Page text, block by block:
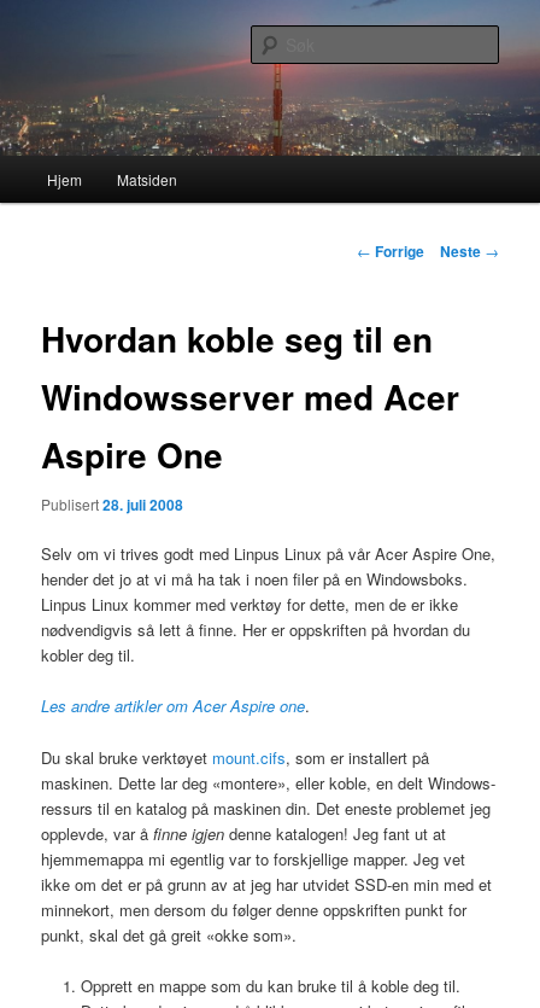
hovedinnholdet
Lasses hjemmeside
Hjem Matsiden
Innleggsnavigasjon
← Forrige Neste →
Hvordan koble seg til en
Windowsserver med Acer
Aspire One
Publisert28. juli 2008
Selv om vi trives godt med Linpus Linux på vår Acer Aspire One,
hender det jo at vi må ha tak i noen filer på en Windowsboks.
Linpus Linux kommer med verktøy for dette, men de er ikke
nødvendigvis så lett å finne. Her er oppskriften på hvordan du
kobler deg til.
Les andre artikler om Acer Aspire one.
Du skal bruke verktøyet mount.cifs, som er installert på
maskinen. Dette lar deg «montere», eller koble, en delt Windows-
ressurs til en katalog på maskinen din. Det eneste problemet jeg
opplevde, var åfinne igjen denne katalogen! Jeg fant ut at
hjemmemappa mi egentlig var to forskjellige mapper. Jeg vet
ikke om det er på grunn av at jeg har utvidetSSD-en min med et
minnekort, men dersom du følger denne oppskriften punkt for
punkt, skal det gå greit «okke som».
Opprett en mappe som du kan bruke til å koble deg til.